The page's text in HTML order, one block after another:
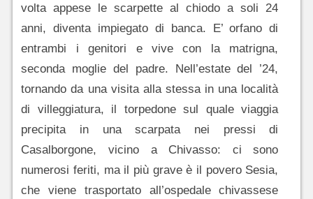
volta appese le scarpette al chiodo a soli 24
anni, diventa impiegato di banca. E’ orfano di
entrambi i genitori e vive con la matrigna,
seconda moglie del padre. Nell’estate del ’24,
tornando da una visita alla stessa in una località
di villeggiatura, il torpedone sul quale viaggia
precipita in una scarpata nei pressi di
Casalborgone, vicino a Chivasso: ci sono
numerosi feriti, ma il più grave è il povero Sesia,
che viene trasportato all’ospedale chivassese